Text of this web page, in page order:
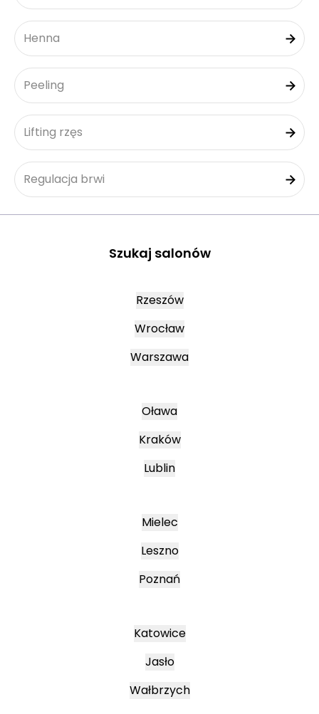
Henna
Peeling
Lifting rzęs
Regulacja brwi
Szukaj salonów
Rzeszów
Wrocław
Warszawa
Oława
Kraków
Lublin
Mielec
Leszno
Poznań
Katowice
Jasło
Wałbrzych